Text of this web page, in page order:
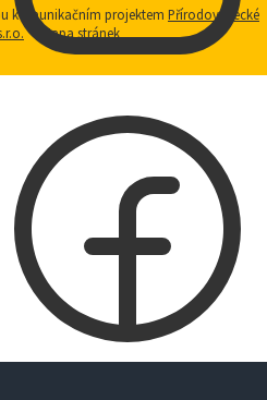
komunikačním projektem Přírodovědecké
Mapa stránek